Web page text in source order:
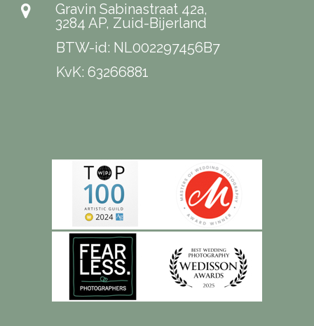
Gravin Sabinastraat 42a,
3284 AP, Zuid-Bijerland
BTW-id: NL002297456B7
KvK: 63266881